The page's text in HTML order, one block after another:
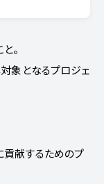
。
象となるプロジェ
献するためのプ